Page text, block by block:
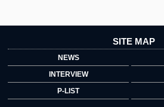
SITE MAP
NEWS
INTERVIEW
P-LIST